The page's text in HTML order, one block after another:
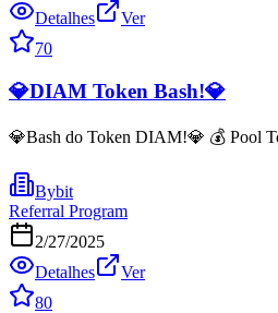
Detalhes
Ver
70
💎DIAM Token Bash!💎
💎Bash do Token DIAM!💎 💰 Pool
Bybit
Referral Program
2/27/2025
Detalhes
Ver
80